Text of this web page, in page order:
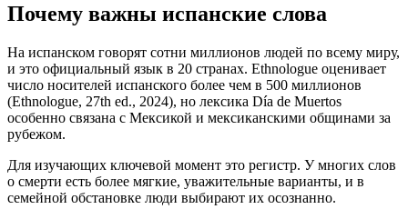
Почему важны испанские слова
На испанском говорят сотни миллионов людей по всему миру,
и это официальный язык в 20 странах. Ethnologue оценивает
число носителей испанского более чем в 500 миллионов
(Ethnologue, 27th ed., 2024), но лексика Día de Muertos
особенно связана с Мексикой и мексиканскими общинами за
рубежом.
Для изучающих ключевой момент это регистр. У многих слов
о смерти есть более мягкие, уважительные варианты, и в
семейной обстановке люди выбирают их осознанно.